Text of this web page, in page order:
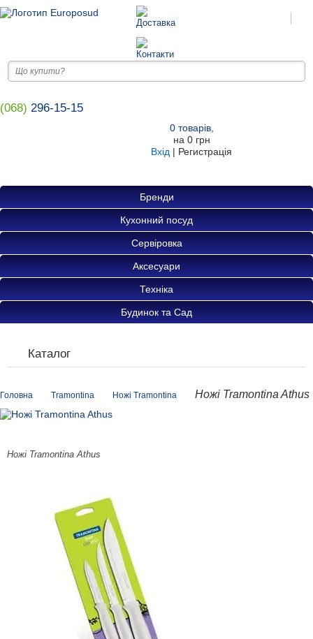
(068) 296-15-15
0товарів,
на 0 грн
Вхід | Регистрація
Бренди
Кухонний посуд
Сервіровка
Аксесуари
Техніка
Будинок та Сад
Каталог
Головна Tramontina Ножі Tramontina Ножі Tramontina Athus
Ножі Tramontina Athus